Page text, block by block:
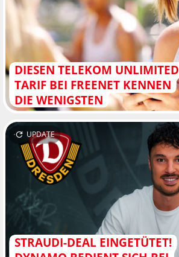
DIESEN TELEKOM UNLIMITED
TARIF BEI FREENET KENNEN
DIE WENIGSTEN
STRAUDI-DEAL EINGETÜTET!
UPDATE